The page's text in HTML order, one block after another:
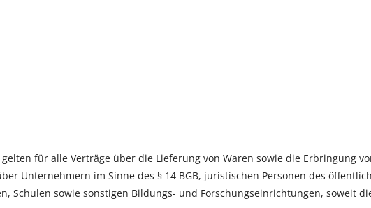
für alle Verträge über die Lieferung von Waren sowie die Erbringung
Unternehmern im Sinne des § 14 BGB, juristischen Personen des
Schulen sowie sonstigen Bildungs- und Forschungseinrichtungen, soweit